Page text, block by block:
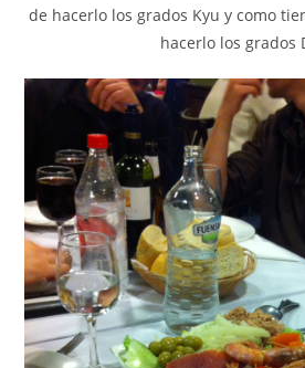
de hacerlo los grados Kyu y como
hacerlo los grados